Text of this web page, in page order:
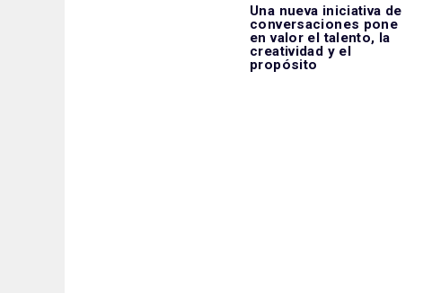
Una nueva iniciativa de
conversaciones pone
en valor el talento, la
creatividad y el
propósito